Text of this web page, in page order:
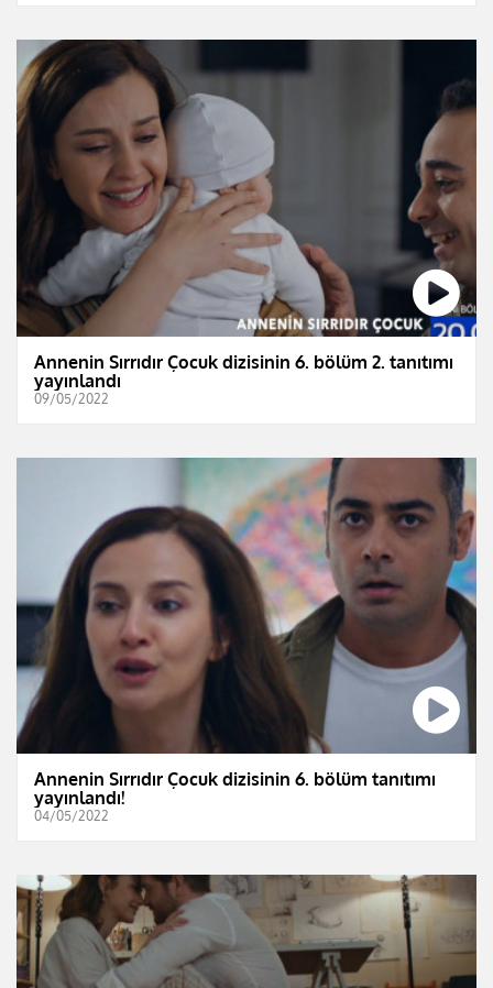
Annenin Sırrıdır Çocuk dizisinin 6. bölüm 2. tanıtımı
yayınlandı
09/05/2022
Annenin Sırrıdır Çocuk dizisinin 6. bölüm tanıtımı
yayınlandı!
04/05/2022